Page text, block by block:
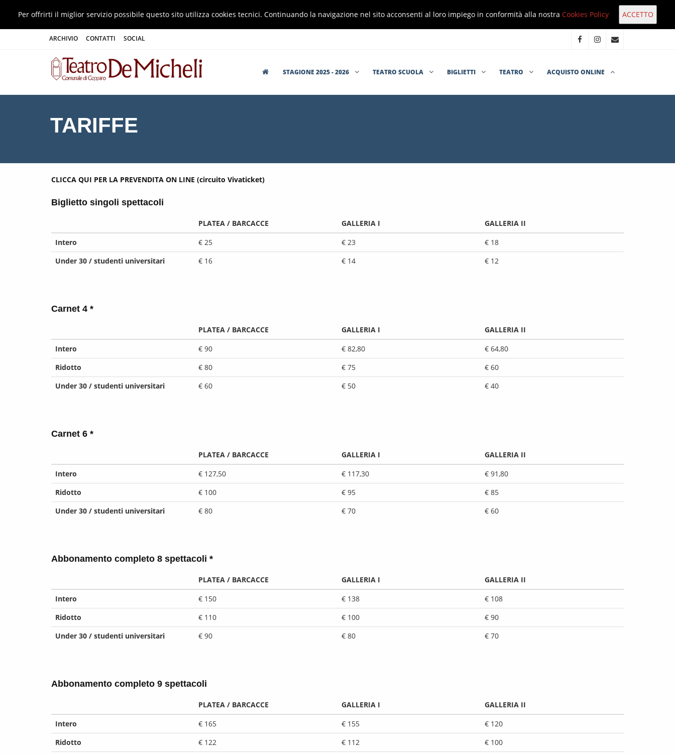
Per offrirti il miglior servizio possibile questo sito utilizza cookies tecnici. Continuando la navigazione nel sito acconsenti al loro impiego in conformità alla nostra Cookies Policy
ARCHIVIO CONTATTI SOCIAL
STAGIONE 2025 - 2026 TEATRO SCUOLA BIGLIETTI TEATRO ACQUISTO ONLINE
TARIFFE
CLICCA QUI PER LA PREVENDITA ON LINE (circuito Vivaticket)
Biglietto singoli spettacoli
PLATEA / BARCACCE GALLERIA I
GALLERIA II
Intero
€ 25 € 23
€ 18
Under 30 / studenti universitari
€ 16 € 14 € 12
Carnet 4 *
PLATEA / BARCACCE GALLERIA I
GALLERIA II
Intero
€ 90 € 82,80
€ 64,80
Ridotto
€ 80 € 75
€ 60
Under 30 / studenti universitari
€ 60 € 50 € 40
Carnet 6 *
PLATEA / BARCACCE GALLERIA I
GALLERIA II
Intero
€ 127,50 € 117,30
€ 91,80
Ridotto
€ 100 € 95
€ 85
Under 30 / studenti universitari
€ 80 € 70 € 60
Abbonamento completo 8 spettacoli *
PLATEA / BARCACCE GALLERIA I
GALLERIA II
Intero
€ 150 € 138
€ 108
Ridotto
€ 110 € 100
€ 90
Under 30 / studenti universitari
€ 90 € 80 € 70
Abbonamento completo 9 spettacoli
PLATEA / BARCACCE GALLERIA I
GALLERIA II
Intero
€ 165 € 155
€ 120
Ridotto
€ 122 € 112
€ 100